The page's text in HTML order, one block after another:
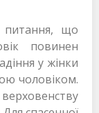
питання, що
повинен
у жінки
чоловіком.